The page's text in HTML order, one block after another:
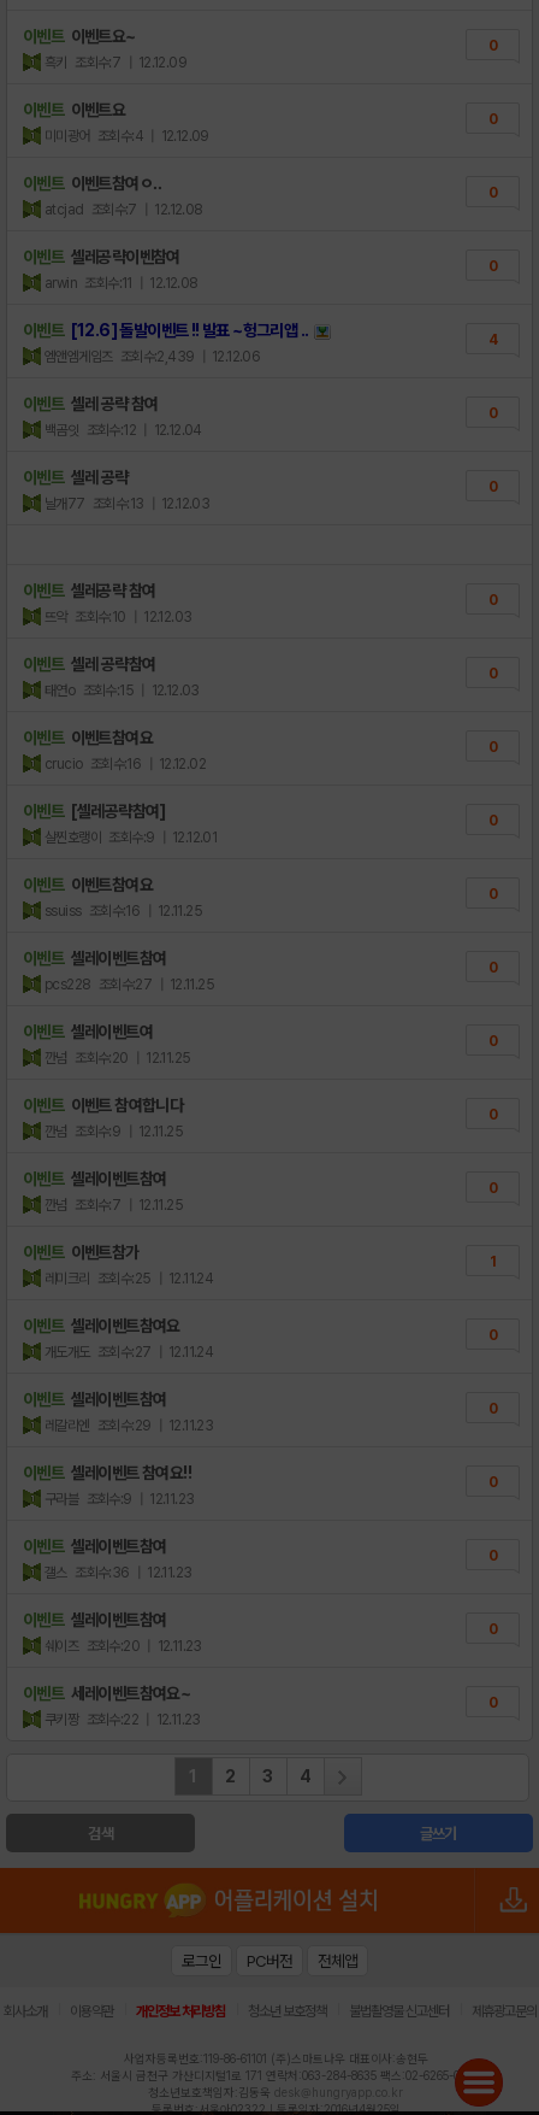
이벤트 이벤트요~
흑키 조회수:7 | 12.12.09
0
이벤트 이벤트요
미미광어 조회수:4 | 12.12.09
0
이벤트 이벤트참여ㅇ‥
atcjad 조회수:7 | 12.12.08
0
이벤트 셀레공략이벤참여
arwin 조회수:11 | 12.12.08
0
이벤트 [12.6] 돌발이벤트 !! 발표 ~헝그리앱 ..
엠앤엠게임즈 조회수:2,439 | 12.12.06
4
이벤트 셀레 공략 참여
백곰잇 조회수:12 | 12.12.04
0
이벤트 셀레 공략
날개77 조회수:13 | 12.12.03
0
이벤트 셀레공략 참여
뜨악 조회수:10 | 12.12.03
0
이벤트 셀레 공략참여
태연o 조회수:15 | 12.12.03
0
이벤트 이벤트참여요
crucio 조회수:16 | 12.12.02
0
이벤트 [셀레공략참여]
살찐호랭이 조회수:9 | 12.12.01
0
이벤트 이벤트참여요
ssuiss 조회수:16 | 12.11.25
0
이벤트 셀레이벤트참여
pcs228 조회수:27 | 12.11.25
0
이벤트 셀레이벤트여
깐넘 조회수:20 | 12.11.25
0
이벤트 이벤트 참여합니다
깐넘 조회수:9 | 12.11.25
0
이벤트 셀레이벤트참여
깐넘 조회수:7 | 12.11.25
0
이벤트 이벤트참가
레미크리 조회수:25 | 12.11.24
1
이벤트 셀레이벤트참여요
개도개도 조회수:27 | 12.11.24
0
이벤트 셀레이벤트참여
레갈리엔 조회수:29 | 12.11.23
0
이벤트 셀레이벤트 참여요!!
구라블 조회수:9 | 12.11.23
0
이벤트 셀레이벤트참여
갤스 조회수:36 | 12.11.23
0
이벤트 셀레이벤트참여
쉐이즈 조회수:20 | 12.11.23
0
이벤트 세레이벤트참여요~
쿠키짱 조회수:22 | 12.11.23
0
1 2 3 4
검색 글쓰기
로그인 PC버전 전체앱
회사소개 이용약관 개인정보 처리방침 청소년 보호정책 불법촬영물 신고센터 제휴광고문의
사업자등록번호:119-86-61101 (주)스마트나우 대표이사:송현두
주소: 서울시 금천구 가산디지털1로 171 연락처:063-284-8635 팩스:02-6265-0377
청소년보호책임자:김동욱 desk@hungryapp.co.kr
등록번호:서울아02322 | 등록일자:2016년4월25일